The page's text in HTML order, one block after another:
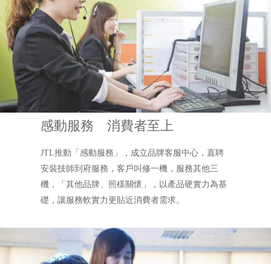
感動服務 消費者至上
JTL推動「感動服務」，成立品牌客服中心，直聘
安裝技師到府服務，客戶叫修一機，服務其他三
機，「其他品牌、照樣關懷」，以產品硬實力為基
礎，讓服務軟實力更貼近消費者需求。